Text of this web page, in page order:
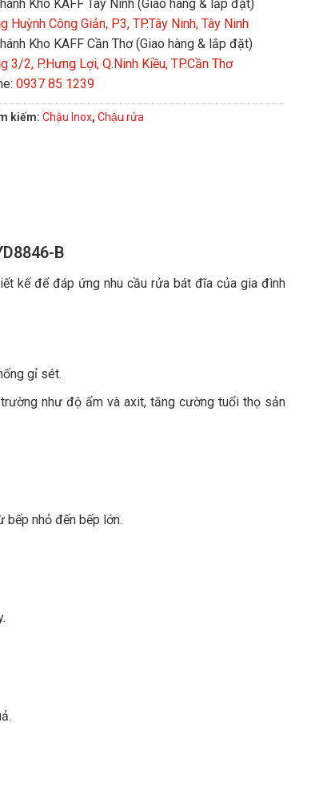
Kho KAFF Tây Ninh (Giao hàng & lắp đặt)
Huỳnh Công Giản, P3, TP.Tây Ninh, Tây Ninh
Kho KAFF Cần Thơ (Giao hàng & lắp đặt)
3/2, P.Hưng Lợi, Q.Ninh Kiều, TP.Cần Thơ
0937 85 1239
kiếm: Chậu Inox, Chậu rửa
B
kế để đáp ứng nhu cầu rửa bát đĩa của gia đình
gỉ sét.
như độ ẩm và axit, tăng cường tuổi thọ sản
bếp nhỏ đến bếp lớn.